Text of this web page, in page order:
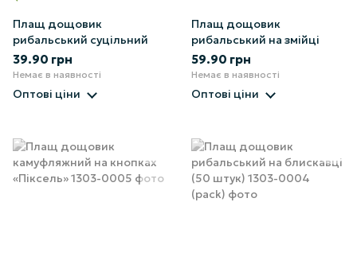
Плащ дощовик
рибальський суцільний
39.90 грн
Немає в наявності
Оптові ціни
Плащ дощовик
рибальський на змійці
59.90 грн
Немає в наявності
Оптові ціни